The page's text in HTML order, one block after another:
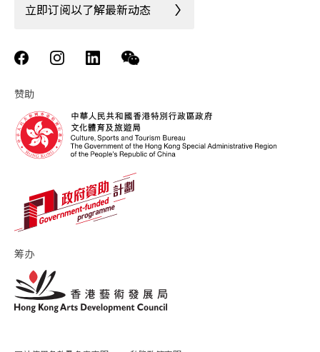
立即订阅以了解最新动态
赞助
筹办